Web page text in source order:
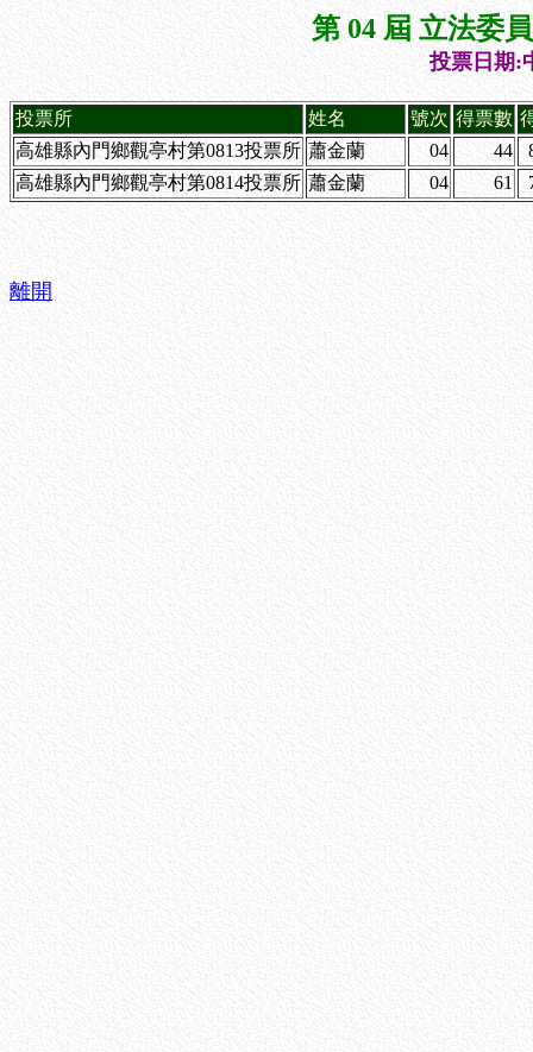
第 04 屆 立法委
投票日期:
投票所 姓名 號次 得票數
高雄縣內門鄉觀亭村第0813投票所 蕭金蘭 04 44
高雄縣內門鄉觀亭村第0814投票所 蕭金蘭 04 61
離開